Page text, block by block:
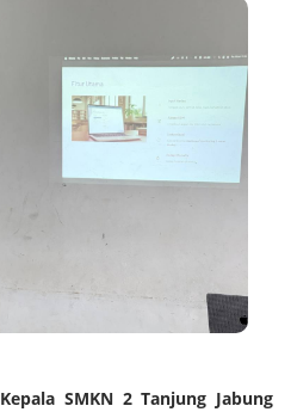
Kepala SMKN 2 Tanjung Jabung